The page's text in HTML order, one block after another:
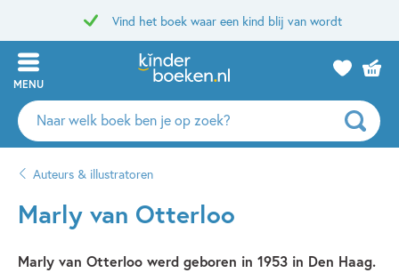
Vind het boek waar een kind blij van wordt
MENU
Zoeken
naar
auteurs
uitgevers
Auteurs & illustratoren
Marly van Otterloo
Marly van Otterloo werd geboren in 1953 in Den Haag.